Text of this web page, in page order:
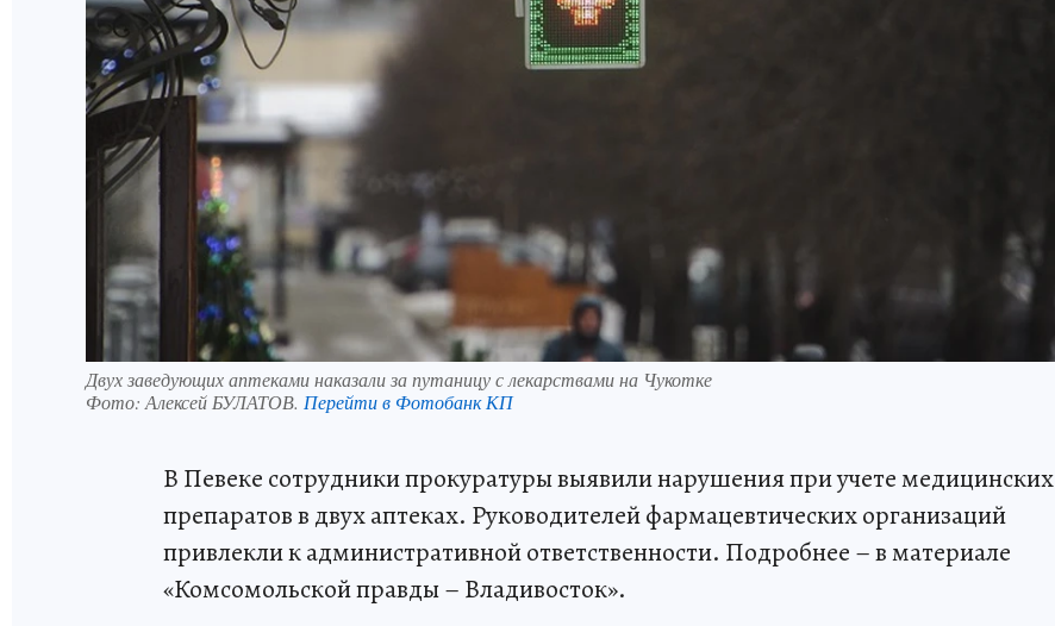
Двух заведующих аптеками наказали за путаницу с лекарствами на Чукотке
Фото: Алексей БУЛАТОВ. Перейти в Фотобанк КП
В Певеке сотрудники прокуратуры выявили нарушения при учете медицинских
препаратов в двух аптеках. Руководителей фармацевтических организаций
привлекли к административной ответственности. Подробнее – в материале
«Комсомольской правды – Владивосток».